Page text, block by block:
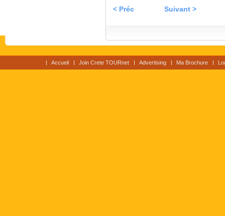
< Préc Suivant >
Accueil Join Crete TOURnet Advertising Ma Brochure